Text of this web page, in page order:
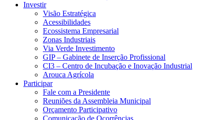
Investir
Visão Estratégica
Acessibilidades
Ecossistema Empresarial
Zonas Industriais
Via Verde Investimento
GIP – Gabinete de Inserção Profissional
CI3 – Centro de Incubação e Inovação Industrial
Arouca Agrícola
Participar
Fale com a Presidente
Reuniões da Assembleia Municipal
Orçamento Participativo
Comunicação de Ocorrências